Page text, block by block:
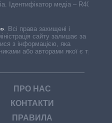
Ідентифікатор медіа – R40-
. Всі права захищені і
сайту залишає за
з інформацією, яка
або авторами якої є треті
ПРО НАС
КОНТАКТИ
ПРАВИЛА